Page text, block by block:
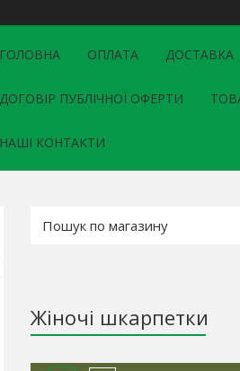
ГОЛОВНА ОПЛАТА ДОСТАВКА
ДОГОВІР ПУБЛІЧНОЇ ОФЕРТИ
НАШІ КОНТАКТИ
Жіночі шкарпетки